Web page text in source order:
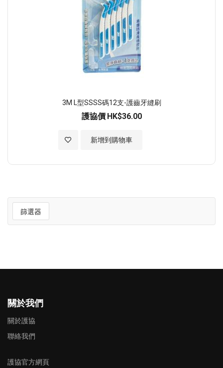
3M L型SSSS碼12支-護齒牙縫刷
護協價 HK$36.00
新增到購物車
加入至願望清單
篩選器
關於我們
關於護協
聯絡我們
護協官方網頁